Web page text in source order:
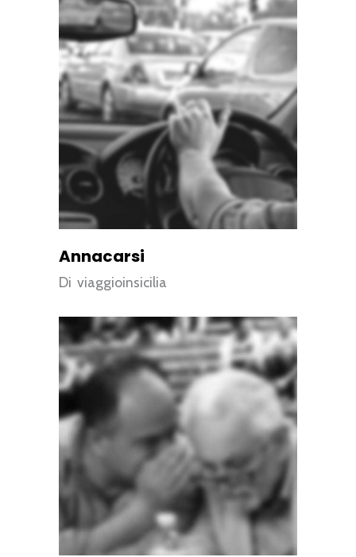
Annacarsi
Di viaggioinsicilia